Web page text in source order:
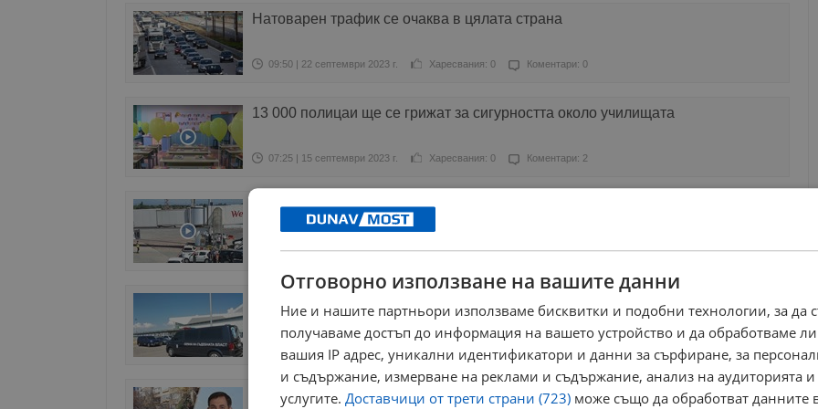
Натоварен трафик се очаква в цялата страна
09:50 | 22 септември 2023 г. Харесвания: 0 Коментари: 0
13 000 полицаи ще се грижат за сигурността около училищата
07:25 | 15 септември 2023 г. Харесвания: 0 Коментари: 2
Задържаха Васил Божков
15:25 | 25 август 2023 г. Харесвания: 1 Коментари: 2
София
Иван Белчев предлага доброволци да съдействат на МВР за пътната
Отговорно използване на вашите данни
Ние и нашите партньори използваме бисквитки и подобни технологии, за да
получаваме достъп до информация на вашето устройство и да обработваме
вашия IP адрес, уникални идентификатори и данни за сърфиране, за
и съдържание, измерване на реклами и съдържание, анализ на аудиторията
услугите. Доставчици от трети страни (723) може също да обработват данните